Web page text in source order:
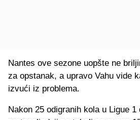
Nantes ove sezone uopšte ne
za opstanak, a upravo Vahu vide
izvući iz problema.
Nakon 25 odigranih kola u Ligue